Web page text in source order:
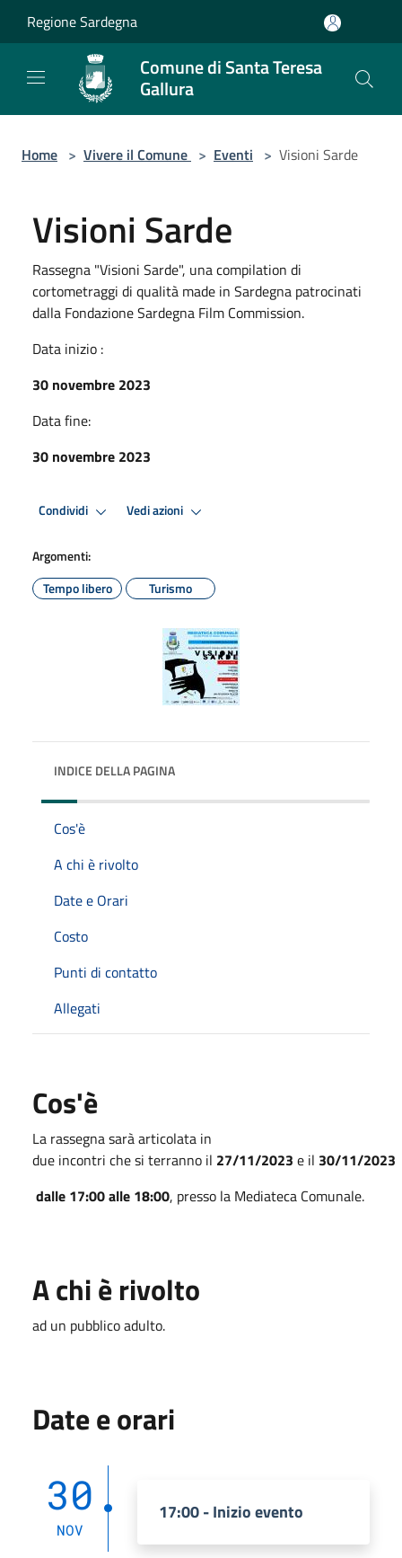
Regione Sardegna
Comune di Santa Teresa
Gallura
Home > Vivere il Comune > Eventi > Visioni Sarde
Visioni Sarde
Rassegna "Visioni Sarde", una compilation di
cortometraggi di qualità made in Sardegna patrocinati
dalla Fondazione Sardegna Film Commission.
Data inizio :
30 novembre 2023
Data fine:
30 novembre 2023
Condividi Vedi azioni
Argomenti:
Tempo libero
Turismo
INDICE DELLA PAGINA
Cos'è
A chi è rivolto
Date e Orari
Costo
Punti di contatto
Allegati
Cos'è
La rassegna sarà articolata in
due incontri che si terranno il 27/11/2023 e il 30/11/2023
dalle 17:00 alle 18:00, presso la Mediateca Comunale.
A chi è rivolto
ad un pubblico adulto.
Date e orari
30
NOV
17:00 - Inizio evento